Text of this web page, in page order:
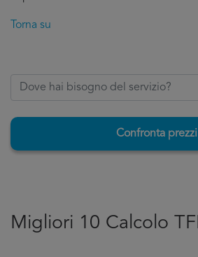
Torna su
Confronta prezzi
Migliori 10 Calcolo